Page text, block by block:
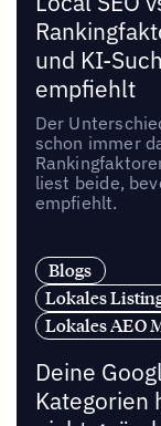
und KI-
empfiehlt
Der
schon immer
liest beide,
empfiehlt.
Blogs
Lokales
Lokales AEO
Deine
Kategorien